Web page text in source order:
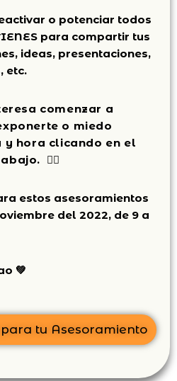
o potenciar todos
para compartir tus
ideas, presentaciones,
etc.
comenzar a
o miedo
y hora clicando en el
👍🏽
estos asesoramientos
del 2022, de 9 a
💚
tu Asesoramiento